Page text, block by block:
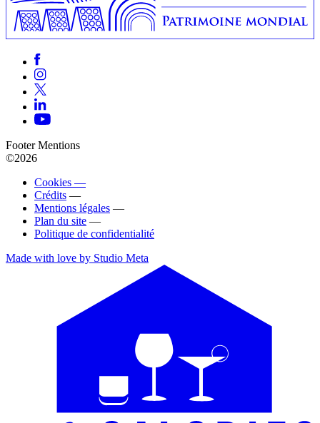
Footer Mentions
©2026
Cookies —
Crédits —
Mentions légales —
Plan du site —
Politique de confidentialité
Made with love by Studio Meta